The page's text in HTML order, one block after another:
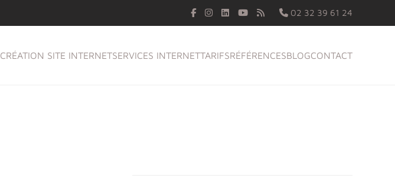
02 32 39 61 24
CRÉATION SITE INTERNETSERVICES INTERNETTARIFSRÉFÉRENCESBLOGCONTACT